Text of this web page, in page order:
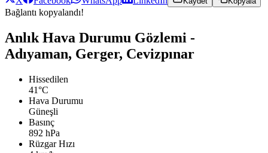
Bağlantı kopyalandı!
Anlık Hava Durumu Gözlemi -
Adıyaman, Gerger, Cevizpınar
Hissedilen
41°C
Hava Durumu
Güneşli
Basınç
892 hPa
Rüzgar Hızı